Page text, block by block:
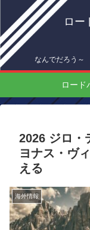
ロー
なんでだろう～
ロード
2026 ジロ・
ヨナス・ヴ
える
海外情報